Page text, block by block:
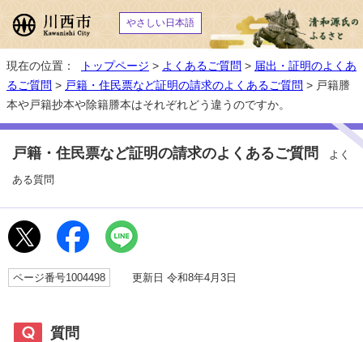
やさしい日本語
現在の位置： トップページ > よくあるご質問 > 届出・証明のよくあ
るご質問 > 戸籍・住民票など証明の請求のよくあるご質問 > 戸籍謄
本や戸籍抄本や除籍謄本はそれぞれどう違うのですか。
戸籍・住民票など証明の請求のよくあるご質問 よく
ある質問
ページ番号1004498 更新日 令和8年4月3日
質問